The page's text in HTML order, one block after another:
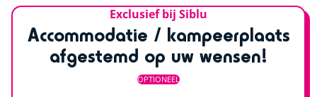
Exclusief bij Siblu
Accommodatie / kampeerplaats
afgestemd op uw wensen!
OPTIONEEL